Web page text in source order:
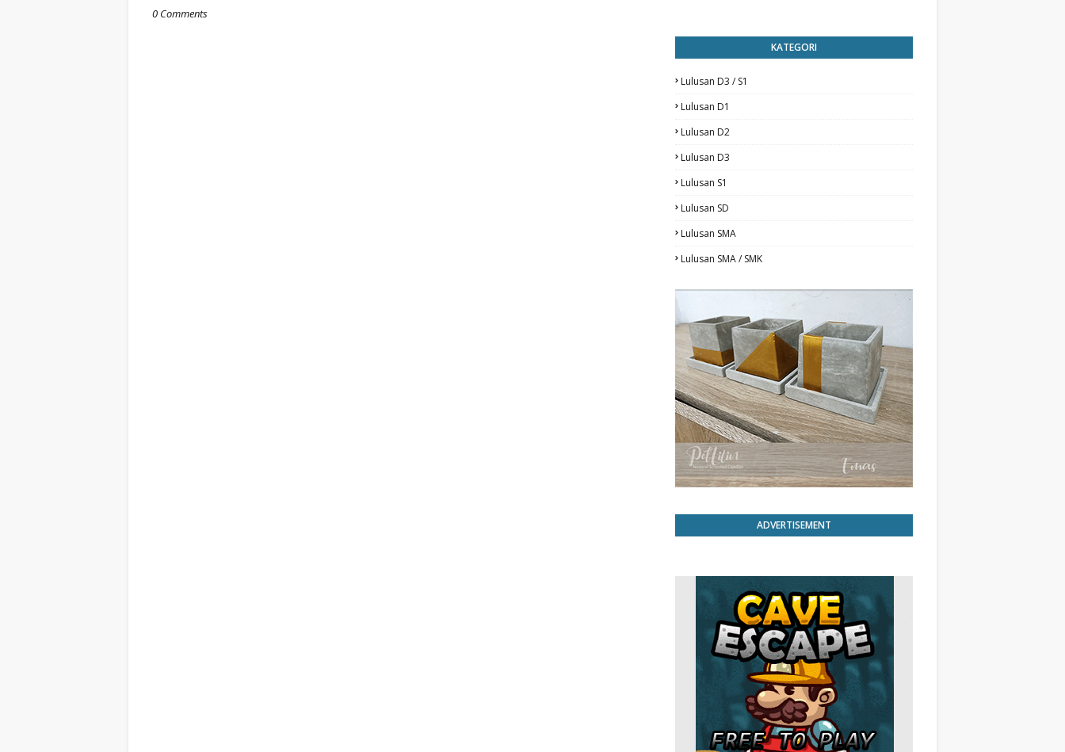
0 Comments
KATEGORI
Lulusan D3 / S1
Lulusan D1
Lulusan D2
Lulusan D3
Lulusan S1
Lulusan SD
Lulusan SMA
Lulusan SMA / SMK
ADVERTISEMENT